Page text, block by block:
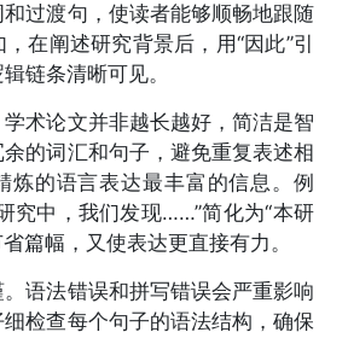
过渡句，使读者能够顺畅地跟随
在阐述研究背景后，用“因此”引
链条清晰可见。
术论文并非越长越好，简洁是智
的词汇和句子，避免重复表述相
炼的语言表达最丰富的信息。例
究中，我们发现……”简化为“本研
篇幅，又使表达更直接有力。
语法错误和拼写错误会严重影响
检查每个句子的语法结构，确保